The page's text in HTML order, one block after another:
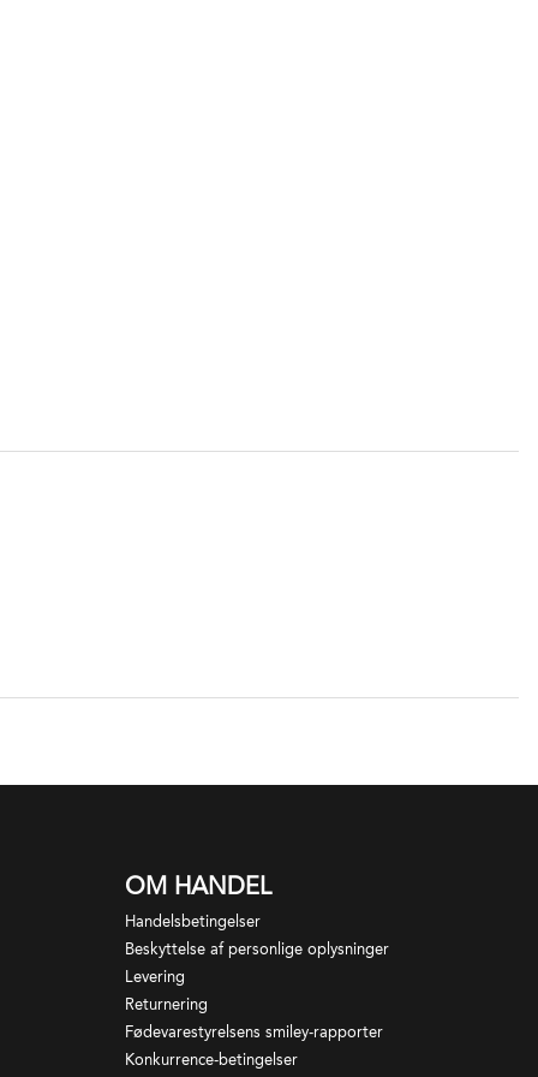
OM HANDEL
Handelsbetingelser
Beskyttelse af personlige oplysninger
Levering
Returnering
Fødevarestyrelsens smiley-rapporter
Konkurrence-betingelser